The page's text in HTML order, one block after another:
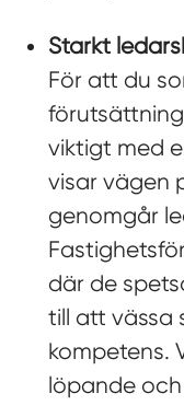
Starkt
För att du
viktigt med
visar vägen
genomgår
där de
till att vässa
kompetens.
löpande